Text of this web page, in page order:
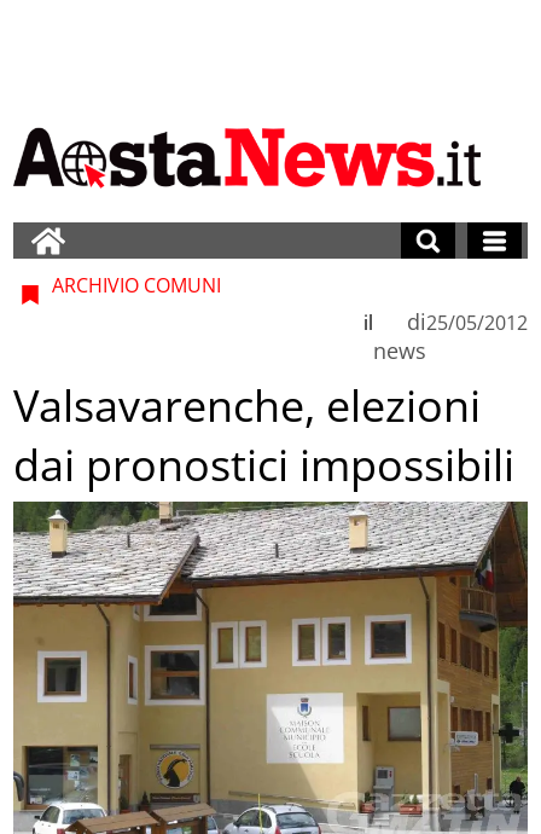
ARCHIVIO COMUNI
di
news
il 25/05/2012
Valsavarenche, elezioni
dai pronostici impossibili